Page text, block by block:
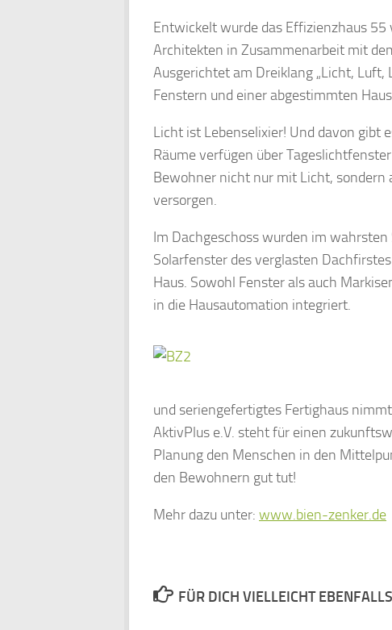
Entwickelt wurde das Effizienzhaus
Architekten in Zusammenarbeit mit
Ausgerichtet am Dreiklang „Licht,
Fenstern und einer abgestimmten
Licht ist Lebenselixier! Und davon gibt
Räume verfügen über
Bewohner nicht nur mit Licht,
versorgen.
Im Dachgeschoss wurden im
Solarfenster des verglasten
Haus. Sowohl Fenster als auch
in die Hausautomation integriert.
und seriengefertigtes Fertighaus
AktivPlus e.V. steht für einen
Planung den Menschen in den
den Bewohnern gut tut!
Mehr dazu unter: www.bien-zenker.de
FÜR DICH VIELLEICHT